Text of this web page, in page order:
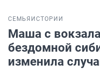
СЕМЬЯ ИСТОРИИ
Маша с
бездомной
изменила